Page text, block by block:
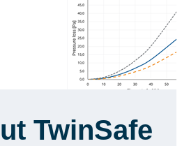
TwinSafe